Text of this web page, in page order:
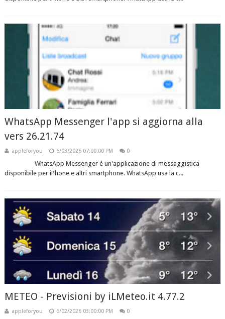
WhatsApp Messenger l'app si aggiorna alla
vers 26.21.74
appleforyou 6/03/2026 07:00:00 PM 0
WhatsApp Messenger è un'applicazione di messaggistica
disponibile per iPhone e altri smartphone. WhatsApp usa la c...
METEO - Previsioni by iLMeteo.it 4.77.2
appleforyou 6/02/2026 03:00:00 PM 0